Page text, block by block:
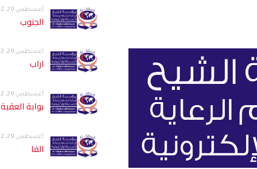
أغسطس 29, 2022
الجنوب
أغسطس 29, 2022
اراب
أغسطس 29, 2022
بوابة العقبة
أغسطس 29, 2022
الفا